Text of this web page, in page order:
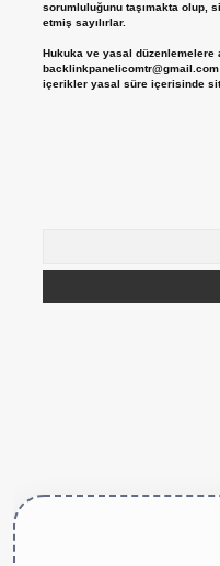
sorumluluğunu taşımakta olup,
etmiş sayılırlar.
Hukuka ve yasal düzenlemelere
backlinkpanelicomtr@gmail.com
içerikler yasal süre içerisinde